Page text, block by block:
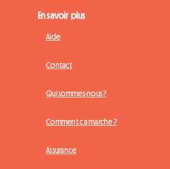
Nos chiffres
En savoir plus
Aide
Contact
Qui sommes-nous ?